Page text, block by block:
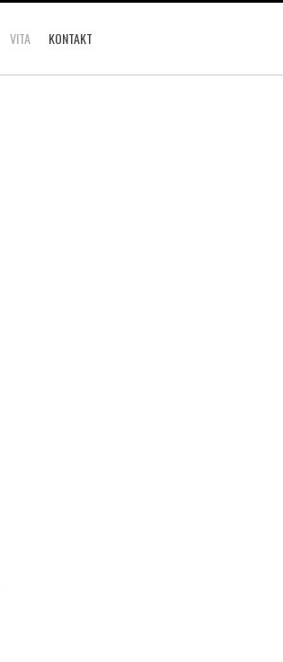
VITA KONTAKT